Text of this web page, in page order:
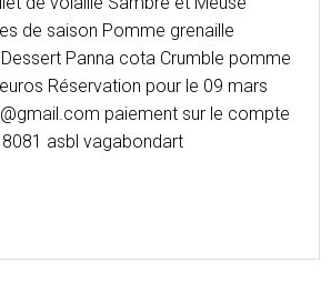
de saison Pomme grenaille
Panna cota Crumble pomme
Réservation pour le 09 mars
paiement sur le compte
asbl vagabondart